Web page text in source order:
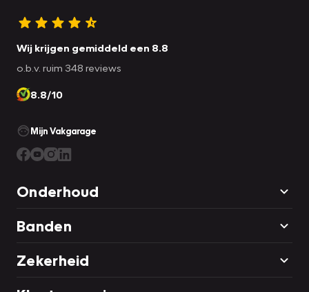
Wij krijgen gemiddeld een 8.8
o.b.v. ruim 348 reviews
8.8/10
Mijn Vakgarage
Onderhoud
Banden
Zekerheid